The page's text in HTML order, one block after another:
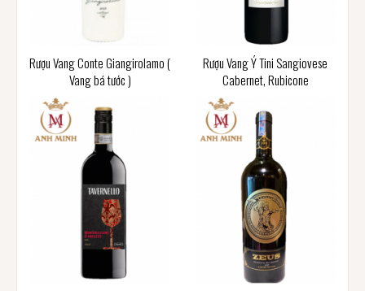
Rượu Vang Conte Giangirolamo (
Vang bá tước )
Rượu Vang Ý Tini Sangiovese
Cabernet, Rubicone